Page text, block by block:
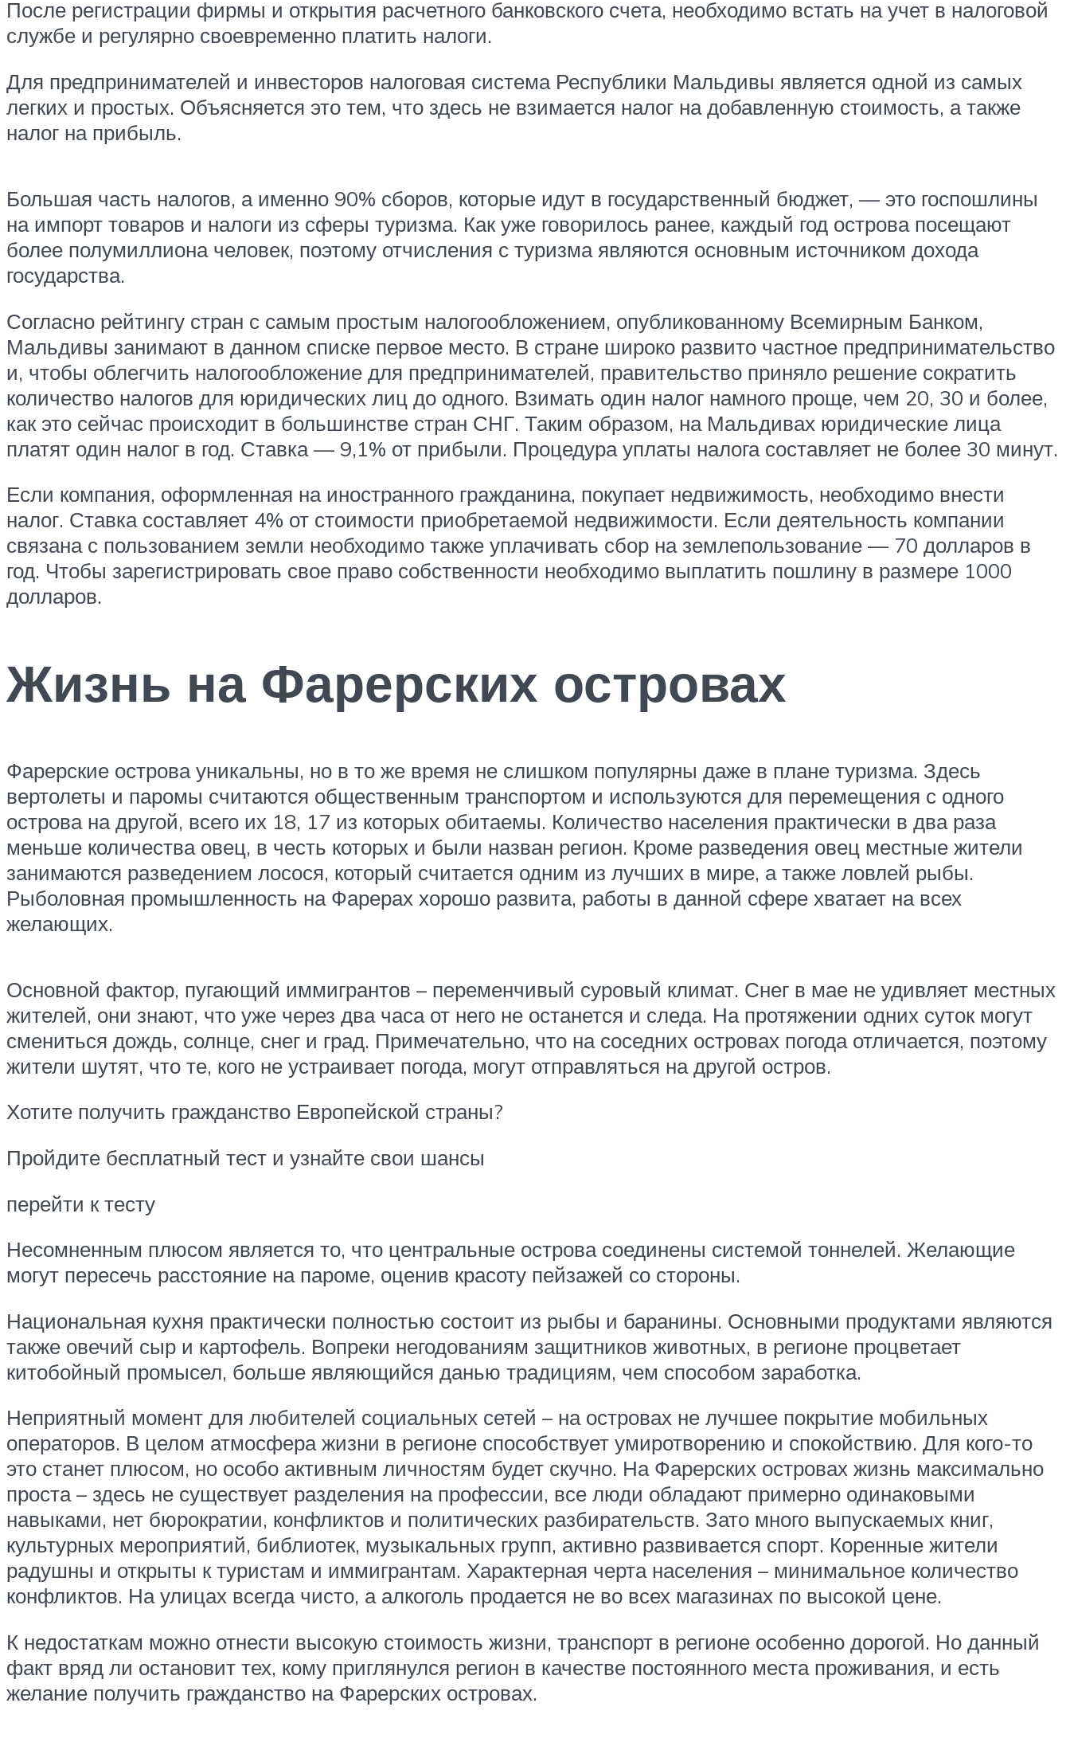
После регистрации фирмы и открытия расчетного банковского счета, необходимо встать на учет в налоговой
службе и регулярно своевременно платить налоги.
Для предпринимателей и инвесторов налоговая система Республики Мальдивы является одной из самых
легких и простых. Объясняется это тем, что здесь не взимается налог на добавленную стоимость, а также
налог на прибыль.
Большая часть налогов, а именно 90% сборов, которые идут в государственный бюджет, — это госпошлины
на импорт товаров и налоги из сферы туризма. Как уже говорилось ранее, каждый год острова посещают
более полумиллиона человек, поэтому отчисления с туризма являются основным источником дохода
государства.
Согласно рейтингу стран с самым простым налогообложением, опубликованному Всемирным Банком,
Мальдивы занимают в данном списке первое место. В стране широко развито частное предпринимательство
и, чтобы облегчить налогообложение для предпринимателей, правительство приняло решение сократить
количество налогов для юридических лиц до одного. Взимать один налог намного проще, чем 20, 30 и более,
как это сейчас происходит в большинстве стран СНГ. Таким образом, на Мальдивах юридические лица
платят один налог в год. Ставка — 9,1% от прибыли. Процедура уплаты налога составляет не более 30 минут.
Если компания, оформленная на иностранного гражданина, покупает недвижимость, необходимо внести
налог. Ставка составляет 4% от стоимости приобретаемой недвижимости. Если деятельность компании
связана с пользованием земли необходимо также уплачивать сбор на землепользование — 70 долларов в
год. Чтобы зарегистрировать свое право собственности необходимо выплатить пошлину в размере 1000
долларов.
Жизнь на Фарерских островах
Фарерские острова уникальны, но в то же время не слишком популярны даже в плане туризма. Здесь
вертолеты и паромы считаются общественным транспортом и используются для перемещения с одного
острова на другой, всего их 18, 17 из которых обитаемы. Количество населения практически в два раза
меньше количества овец, в честь которых и были назван регион. Кроме разведения овец местные жители
занимаются разведением лосося, который считается одним из лучших в мире, а также ловлей рыбы.
Рыболовная промышленность на Фарерах хорошо развита, работы в данной сфере хватает на всех
желающих.
Основной фактор, пугающий иммигрантов – переменчивый суровый климат. Снег в мае не удивляет местных
жителей, они знают, что уже через два часа от него не останется и следа. На протяжении одних суток могут
смениться дождь, солнце, снег и град. Примечательно, что на соседних островах погода отличается, поэтому
жители шутят, что те, кого не устраивает погода, могут отправляться на другой остров.
Хотите получить гражданство Европейской страны?
Пройдите бесплатный тест и узнайте свои шансы
перейти к тесту
Несомненным плюсом является то, что центральные острова соединены системой тоннелей. Желающие
могут пересечь расстояние на пароме, оценив красоту пейзажей со стороны.
Национальная кухня практически полностью состоит из рыбы и баранины. Основными продуктами являются
также овечий сыр и картофель. Вопреки негодованиям защитников животных, в регионе процветает
китобойный промысел, больше являющийся данью традициям, чем способом заработка.
Неприятный момент для любителей социальных сетей – на островах не лучшее покрытие мобильных
операторов. В целом атмосфера жизни в регионе способствует умиротворению и спокойствию. Для кого-то
это станет плюсом, но особо активным личностям будет скучно. На Фарерских островах жизнь максимально
проста – здесь не существует разделения на профессии, все люди обладают примерно одинаковыми
навыками, нет бюрократии, конфликтов и политических разбирательств. Зато много выпускаемых книг,
культурных мероприятий, библиотек, музыкальных групп, активно развивается спорт. Коренные жители
радушны и открыты к туристам и иммигрантам. Характерная черта населения – минимальное количество
конфликтов. На улицах всегда чисто, а алкоголь продается не во всех магазинах по высокой цене.
К недостаткам можно отнести высокую стоимость жизни, транспорт в регионе особенно дорогой. Но данный
факт вряд ли остановит тех, кому приглянулся регион в качестве постоянного места проживания, и есть
желание получить гражданство на Фарерских островах.